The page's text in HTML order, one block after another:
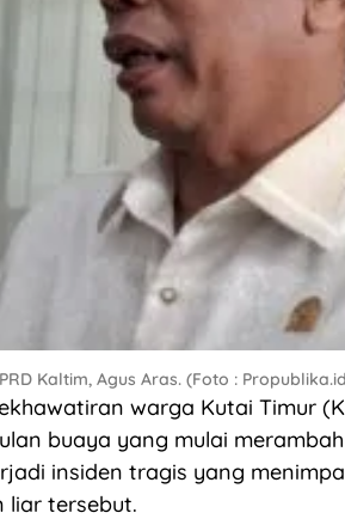
Kaltim, Agus Aras. (Foto :
warga Kutai Timur
buaya yang mulai
insiden tragis yang
liar tersebut.